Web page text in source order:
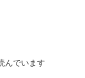
んでいます